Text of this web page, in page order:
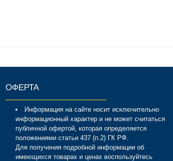
ОФЕРТА
Информация на сайте носит исключительно
информационный характер и не может считаться
публичной офертой, которая определяется
положениями статьи 437 (п.2) ГК РФ.
Для получения подробной информации об
имеющихся товарах и ценах воспользуйтесь